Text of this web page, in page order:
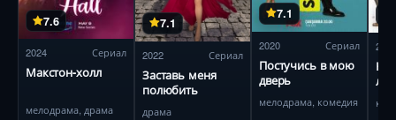
7.6
2024 Сериал
Макстон-холл
мелодрама, драма
7.1
2022 Сериал
Заставь меня
полюбить
драма
7.1
2020 Сериал
Постучись в мою
дверь
мелодрама, комедия
2021
Не